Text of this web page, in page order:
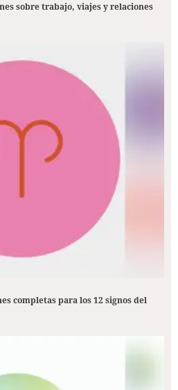
sobre trabajo, viajes y relaciones
completas para los 12 signos del